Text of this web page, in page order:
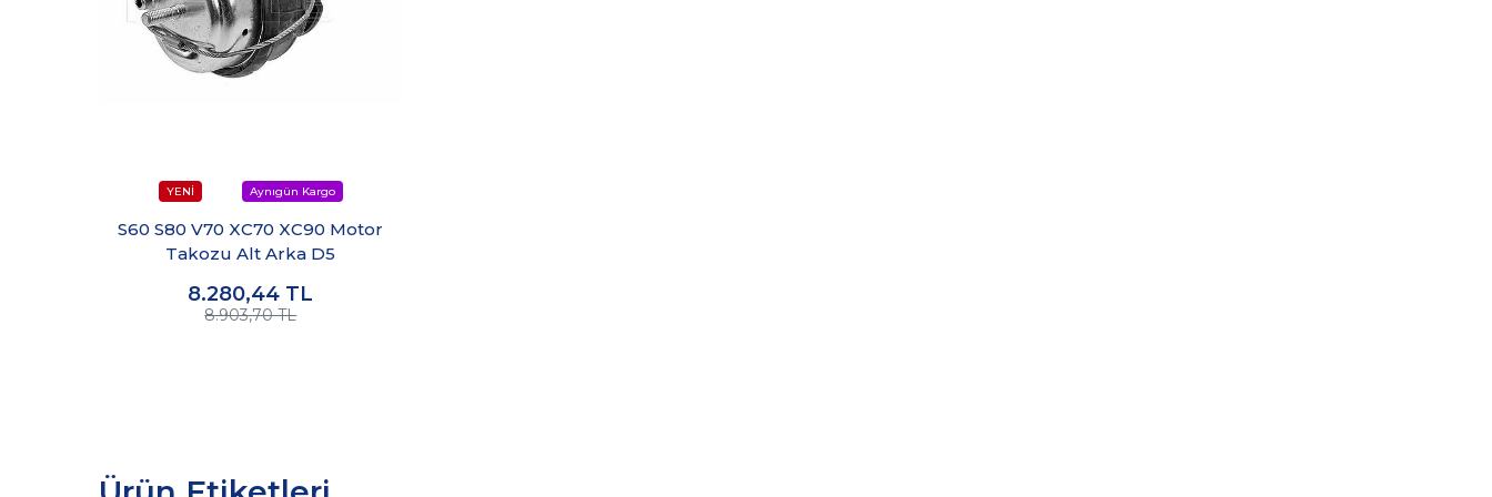
S60 S80 V70 XC70 XC90 Motor
Takozu Alt Arka D5
8.280,44 TL
8.903,70 TL